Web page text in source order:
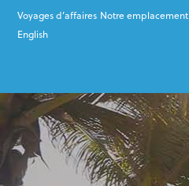
Voyages d’affaires Notre emplacement
English